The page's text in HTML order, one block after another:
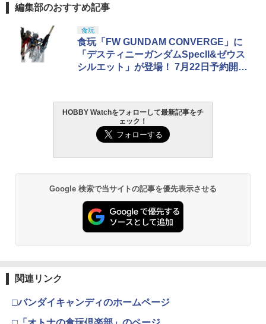
編集部のおすすめ記事
食玩
食玩「FW GUNDAM CONVERGE」に
「デスティニーガンダムSpecII&ゼウス
シルエット」が登場！ 7月22日予約開始
HOBBY Watchをフォローして最新記事をチ
ェック！
Google 検索で当サイトの記事を優先表示させる
関連リンク
□バンダイキャンディのホームページ